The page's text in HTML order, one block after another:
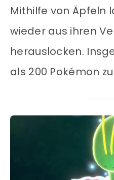
Mithilfe von Äpfeln
wieder aus ihren
herauslocken.
als 200 Pokémon